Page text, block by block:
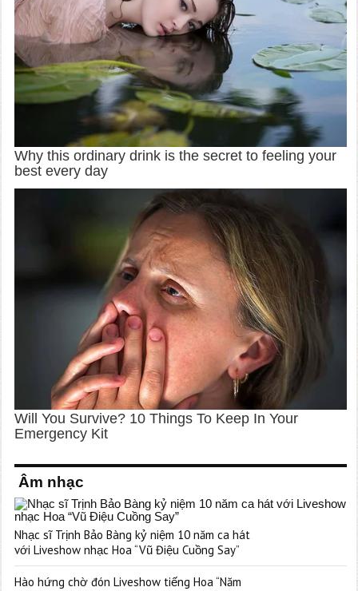
Âm nhạc
Nhạc sĩ Trịnh Bảo Bàng kỷ niệm 10 năm ca hát
với Liveshow nhạc Hoa “Vũ Điệu Cuồng Say”
Hào hứng chờ đón Liveshow tiếng Hoa “Năm